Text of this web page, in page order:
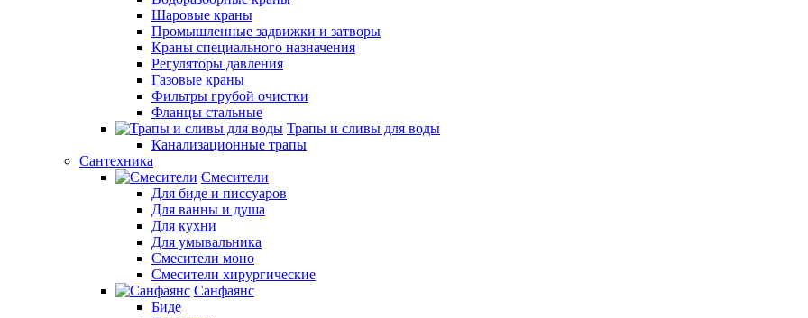
Шаровые краны
Промышленные задвижки и затворы
Краны специального назначения
Регуляторы давления
Газовые краны
Фильтры грубой очистки
Фланцы стальные
Трапы и сливы для воды
Канализационные трапы
Сантехника
Смесители
Для биде и писсуаров
Для ванны и душа
Для кухни
Для умывальника
Смесители моно
Смесители хирургические
Санфаянс
Биде